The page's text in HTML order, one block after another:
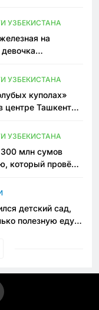
УЗБЕКИСТАНА
на
УЗБЕКИСТАНА
куполах»
центре Ташкента
УЗБЕКИСТАНА
300 млн сумов
который провёл
детский сад,
полезную еду.
сахара»